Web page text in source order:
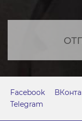
Facebook
Telegram